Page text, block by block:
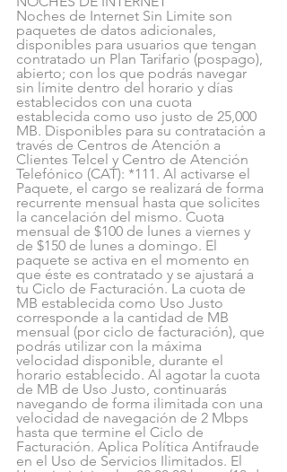
Noches de Internet Sin Limite son
paquetes de datos adicionales,
disponibles para usuarios que tengan
contratado un Plan Tarifario (pospago),
abierto; con los que podrás navegar
sin límite dentro del horario y días
establecidos con una cuota
establecida como uso justo de 25,000
MB. Disponibles para su contratación a
través de Centros de Atención a
Clientes Telcel y Centro de Atención
Telefónico (CAT): *111. Al activarse el
Paquete, el cargo se realizará de forma
recurrente mensual hasta que solicites
la cancelación del mismo. Cuota
mensual de $100 de lunes a viernes y
de $150 de lunes a domingo. El
paquete se activa en el momento en
que éste es contratado y se ajustará a
tu Ciclo de Facturación. La cuota de
MB establecida como Uso Justo
corresponde a la cantidad de MB
mensual (por ciclo de facturación), que
podrás utilizar con la máxima
velocidad disponible, durante el
horario establecido. Al agotar la cuota
de MB de Uso Justo, continuarás
navegando de forma ilimitada con una
velocidad de navegación de 2 Mbps
hasta que termine el Ciclo de
Facturación. Aplica Política Antifraude
en el Uso de Servicios Ilimitados. El